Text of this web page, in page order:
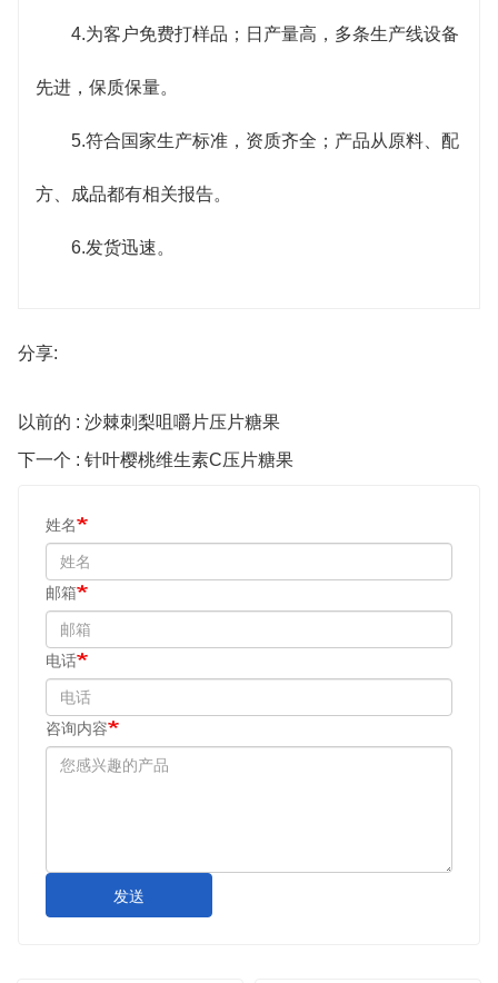
4.为客户免费打样品；日产量高，多条生产线设备
先进，保质保量。
5.符合国家生产标准，资质齐全；产品从原料、配
方、成品都有相关报告。
6.发货迅速。
分享:
以前的 : 沙棘刺梨咀嚼片压片糖果
下一个 : 针叶樱桃维生素C压片糖果
姓名
邮箱
电话
咨询内容
发送